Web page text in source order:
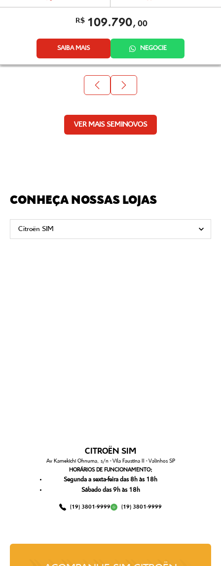
R$109.790, 00
SAIBA MAIS NEGOCIE
VER MAIS SEMINOVOS
CONHEÇA NOSSAS LOJAS
CITROËN SIM
Av Kamekichi Ohnuma, s/n - Vila Faustina II - Valinhos SP
HORÁRIOS DE FUNCIONAMENTO:
Segunda a sexta-feira das 8h às 18h
Sábado das 9h às 18h
(19) 3801-9999 (19) 3801-9999